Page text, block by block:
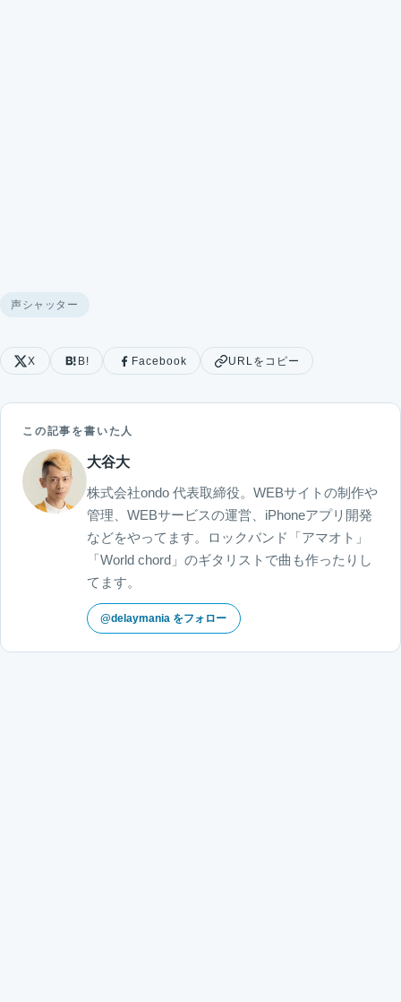
声シャッター
X B! Facebook URLをコピー
この記事を書いた人
大谷大
株式会社ondo 代表取締役。WEBサイトの制作や
管理、WEBサービスの運営、iPhoneアプリ開発
などをやってます。ロックバンド「アマオト」
「World chord」のギタリストで曲も作ったりし
てます。
@delaymania をフォロー